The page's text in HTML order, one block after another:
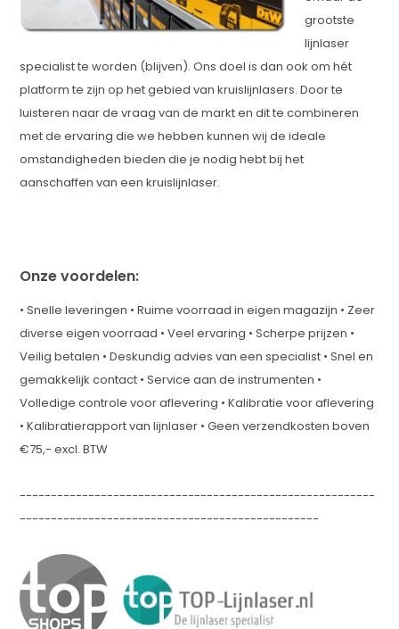
grootste
lijnlaser
specialist te worden (blijven). Ons doel is dan ook om hét
platform te zijn op het gebied van kruislijnlasers. Door te
luisteren naar de vraag van de markt en dit te combineren
met de ervaring die we hebben kunnen wij de ideale
omstandigheden bieden die je nodig hebt bij het
aanschaffen van een kruislijnlaser.
Onze voordelen:
• Snelle leveringen • Ruime voorraad in eigen magazijn • Zeer
diverse eigen voorraad • Veel ervaring • Scherpe prijzen •
Veilig betalen • Deskundig advies van een specialist • Snel en
gemakkelijk contact • Service aan de instrumenten •
Volledige controle voor aflevering • Kalibratie voor aflevering
• Kalibratierapport van lijnlaser • Geen verzendkosten boven
€75,- excl. BTW
---------------------------------------------------------
------------------------------------------------